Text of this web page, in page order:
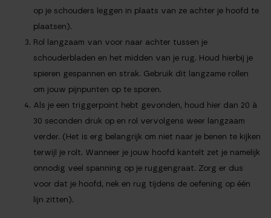
op je schouders leggen in plaats van ze achter je hoofd te
plaatsen).
Rol langzaam van voor naar achter tussen je
schouderbladen en het midden van je rug. Houd hierbij je
spieren gespannen en strak. Gebruik dit langzame rollen
om jouw pijnpunten op te sporen.
Als je een triggerpoint hebt gevonden, houd hier dan 20 à
30 seconden druk op en rol vervolgens weer langzaam
verder. (Het is erg belangrijk om niet naar je benen te kijken
terwijl je rolt. Wanneer je jouw hoofd kantelt zet je namelijk
onnodig veel spanning op je ruggengraat. Zorg er dus
voor dat je hoofd, nek en rug tijdens de oefening op één
lijn zitten).